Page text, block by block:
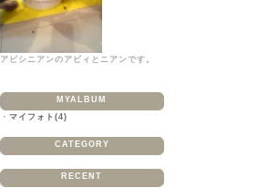
アビシニアンのアビィとニアンです。
MYALBUM
・ マイフォト(4)
CATEGORY
RECENT